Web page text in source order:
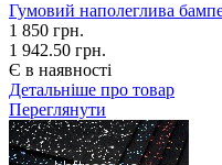
Гумовий наполеглива
1 850 грн.
1 942.50 грн.
Є в наявності
Детальніше про товар
Переглянути